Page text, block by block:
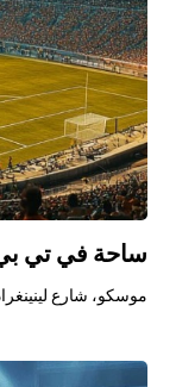
ساحة في تي
موسكو، شارع